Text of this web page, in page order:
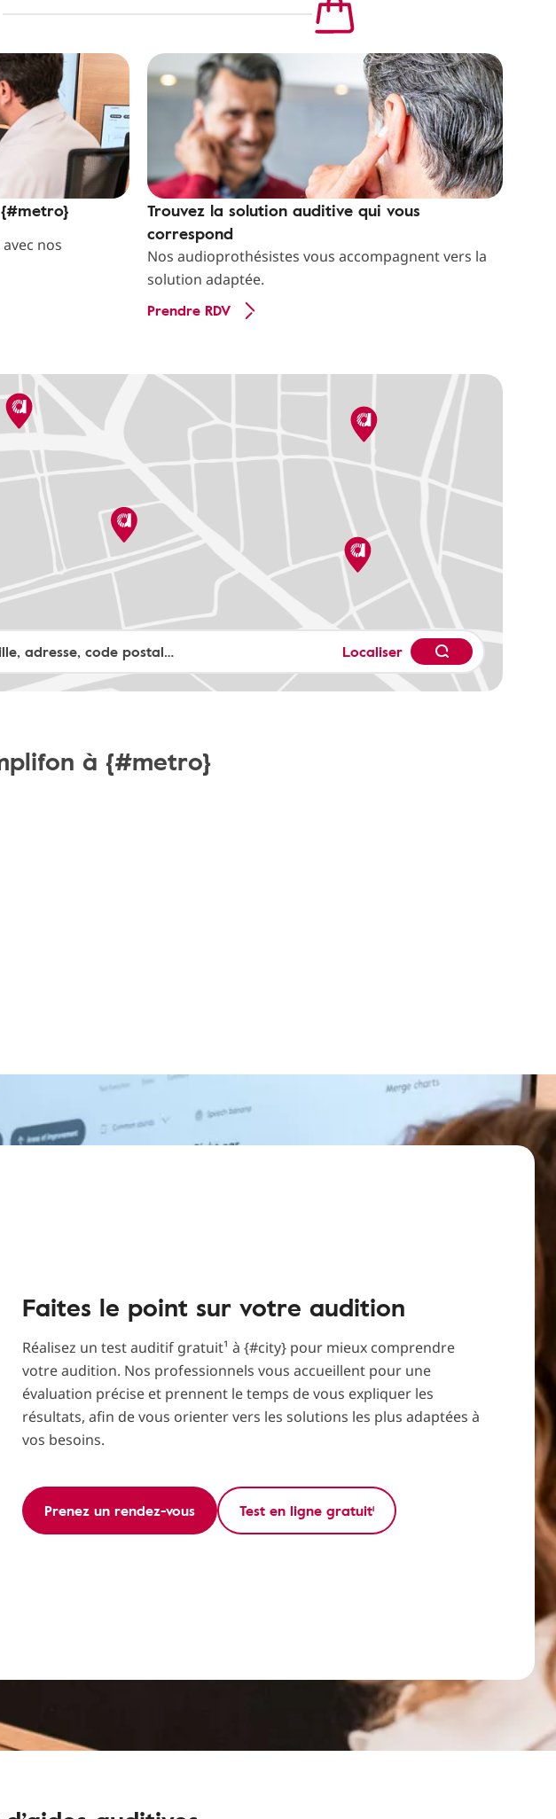
nos
Trouvez la solution auditive qui vous
correspond
Nos audioprothésistes vous accompagnent vers la
solution adaptée.
Prendre RDV
Localiser
à {#metro}
Faites le point sur votre audition
Réalisez un test auditif gratuit¹ à {#city} pour mieux comprendre
votre audition. Nos professionnels vous accueillent pour une
évaluation précise et prennent le temps de vous expliquer les
résultats, afin de vous orienter vers les solutions les plus adaptées à
vos besoins.
Prenez un rendez-vous Test en ligne gratuit¹